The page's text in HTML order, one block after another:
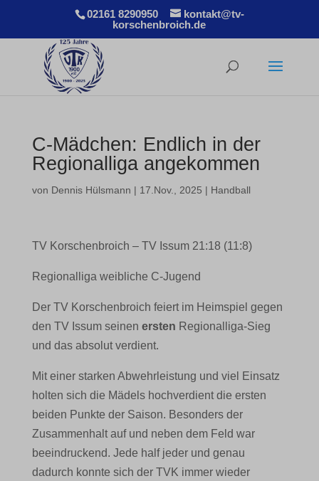
02161 8290950
kontakt@tv-
korschenbroich.de
C-Mädchen: Endlich in der
Regionalliga angekommen
von Dennis Hülsmann | 17.Nov., 2025 | Handball
TV Korschenbroich – TV Issum 21:18 (11:8)
Regionalliga weibliche C-Jugend
Der TV Korschenbroich feiert im Heimspiel gegen
den TV Issum seinen ersten Regionalliga-Sieg
und das absolut verdient.
Mit einer starken Abwehrleistung und viel Einsatz
holten sich die Mädels hochverdient die ersten
beiden Punkte der Saison. Besonders der
Zusammenhalt auf und neben dem Feld war
beeindruckend. Jede half jeder und genau
dadurch konnte sich der TVK immer wieder